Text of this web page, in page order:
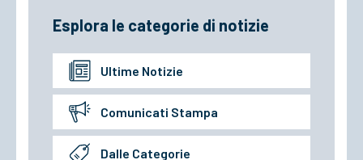
Esplora le categorie di notizie
Ultime Notizie
Comunicati Stampa
Dalle Categorie